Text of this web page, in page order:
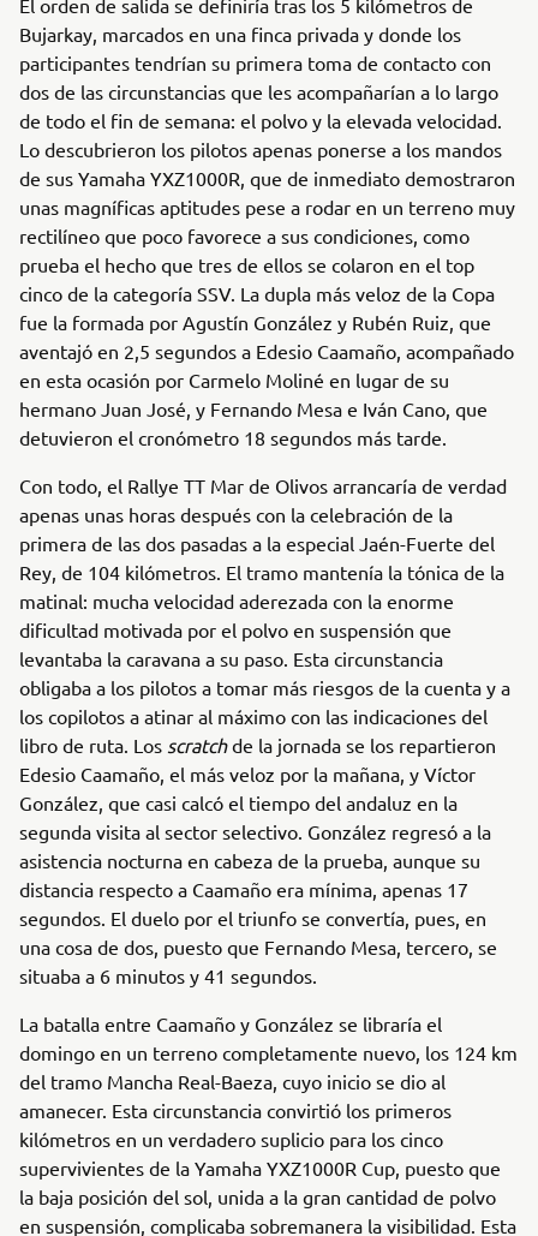
El orden de salida se definiría tras los 5 kilómetros de
Bujarkay, marcados en una finca privada y donde los
participantes tendrían su primera toma de contacto con
dos de las circunstancias que les acompañarían a lo largo
de todo el fin de semana: el polvo y la elevada velocidad.
Lo descubrieron los pilotos apenas ponerse a los mandos
de sus Yamaha YXZ1000R, que de inmediato demostraron
unas magníficas aptitudes pese a rodar en un terreno muy
rectilíneo que poco favorece a sus condiciones, como
prueba el hecho que tres de ellos se colaron en el top
cinco de la categoría SSV. La dupla más veloz de la Copa
fue la formada por Agustín González y Rubén Ruiz, que
aventajó en 2,5 segundos a Edesio Caamaño, acompañado
en esta ocasión por Carmelo Moliné en lugar de su
hermano Juan José, y Fernando Mesa e Iván Cano, que
detuvieron el cronómetro 18 segundos más tarde.
Con todo, el Rallye TT Mar de Olivos arrancaría de verdad
apenas unas horas después con la celebración de la
primera de las dos pasadas a la especial Jaén-Fuerte del
Rey, de 104 kilómetros. El tramo mantenía la tónica de la
matinal: mucha velocidad aderezada con la enorme
dificultad motivada por el polvo en suspensión que
levantaba la caravana a su paso. Esta circunstancia
obligaba a los pilotos a tomar más riesgos de la cuenta y a
los copilotos a atinar al máximo con las indicaciones del
libro de ruta. Los scratchde la jornada se los repartieron
Edesio Caamaño, el más veloz por la mañana, y Víctor
González, que casi calcó el tiempo del andaluz en la
segunda visita al sector selectivo. González regresó a la
asistencia nocturna en cabeza de la prueba, aunque su
distancia respecto a Caamaño era mínima, apenas 17
segundos. El duelo por el triunfo se convertía, pues, en
una cosa de dos, puesto que Fernando Mesa, tercero, se
situaba a 6 minutos y 41 segundos.
La batalla entre Caamaño y González se libraría el
domingo en un terreno completamente nuevo, los 124 km
del tramo Mancha Real-Baeza, cuyo inicio se dio al
amanecer. Esta circunstancia convirtió los primeros
kilómetros en un verdadero suplicio para los cinco
supervivientes de la Yamaha YXZ1000R Cup, puesto que
la baja posición del sol, unida a la gran cantidad de polvo
en suspensión, complicaba sobremanera la visibilidad. Esta